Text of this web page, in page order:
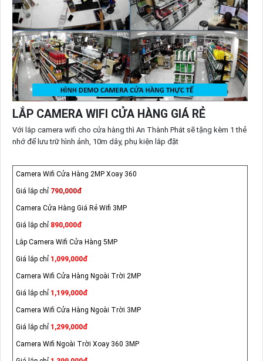
LẮP CAMERA WIFI CỬA HÀNG GIÁ RẺ
Với lắp camera wifi cho cửa hàng thì An Thành Phát sẽ tặng kèm 1 thẻ
nhớ để lưu trữ hình ảnh, 10m dây, phụ kiện lắp đặt
Camera Wifi Cửa Hàng 2MP Xoay 360
Giá lắp chỉ 790,000đ
Camera Cửa Hàng Giá Rẻ Wifi 3MP
Giá lắp chỉ 890,000đ
Lắp Camera Wifi Cửa Hàng 5MP
Giá lắp chỉ 1,099,000đ
Camera Wifi Cửa Hàng Ngoài Trời 2MP
Giá lắp chỉ 1,199,000đ
Camera Wifi Cửa Hàng Ngoài Trời 3MP
Giá lắp chỉ 1,299,000đ
Camera Wifi Ngoài Trời Xoay 360 3MP